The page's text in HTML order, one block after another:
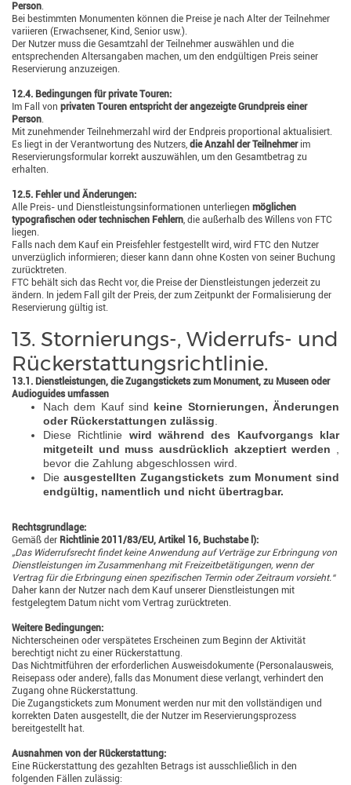
Person.
Bei bestimmten Monumenten können die Preise je nach Alter der Teilnehmer
variieren (Erwachsener, Kind, Senior usw.).
Der Nutzer muss die Gesamtzahl der Teilnehmer auswählen und die
entsprechenden Altersangaben machen, um den endgültigen Preis seiner
Reservierung anzuzeigen.
12.4. Bedingungen für private Touren:
Im Fall von privaten Touren entspricht der angezeigte Grundpreis einer
Person.
Mit zunehmender Teilnehmerzahl wird der Endpreis proportional aktualisiert.
Es liegt in der Verantwortung des Nutzers, die Anzahl der Teilnehmerim
Reservierungsformular korrekt auszuwählen, um den Gesamtbetrag zu
erhalten.
12.5. Fehler und Änderungen:
Alle Preis- und Dienstleistungsinformationen unterliegen möglichen
typografischen oder technischen Fehlern, die außerhalb des Willens von FTC
liegen.
Falls nach dem Kauf ein Preisfehler festgestellt wird, wird FTC den Nutzer
unverzüglich informieren; dieser kann dann ohne Kosten von seiner Buchung
zurücktreten.
FTC behält sich das Recht vor, die Preise der Dienstleistungen jederzeit zu
ändern. In jedem Fall gilt der Preis, der zum Zeitpunkt der Formalisierung der
Reservierung gültig ist.
13. Stornierungs-, Widerrufs- und
Rückerstattungsrichtlinie.
13.1. Dienstleistungen, die Zugangstickets zum Monument, zu Museen oder
Audioguides umfassen
Nach dem Kauf sind
keine Stornierungen, Änderungen
oder Rückerstattungen zulässig.
Diese Richtlinie wird während des Kaufvorgangs klar
mitgeteilt und muss ausdrücklich akzeptiert werden ,
bevor die Zahlung abgeschlossen wird.
Die ausgestellten Zugangstickets zum Monument sind
endgültig, namentlich und nicht übertragbar.
Rechtsgrundlage:
Gemäß der Richtlinie 2011/83/EU, Artikel 16, Buchstabe l):
„Das Widerrufsrecht findet keine Anwendung auf Verträge zur Erbringung von
Dienstleistungen im Zusammenhang mit Freizeitbetätigungen, wenn der
Vertrag für die Erbringung einen spezifischen Termin oder Zeitraum vorsieht.“
Daher kann der Nutzer nach dem Kauf unserer Dienstleistungen mit
festgelegtem Datum nicht vom Vertrag zurücktreten.
Weitere Bedingungen:
Nichterscheinen oder verspätetes Erscheinen zum Beginn der Aktivität
berechtigt nicht zu einer Rückerstattung.
Das Nichtmitführen der erforderlichen Ausweisdokumente (Personalausweis,
Reisepass oder andere), falls das Monument diese verlangt, verhindert den
Zugang ohne Rückerstattung.
Die Zugangstickets zum Monument werden nur mit den vollständigen und
korrekten Daten ausgestellt, die der Nutzer im Reservierungsprozess
bereitgestellt hat.
Ausnahmen von der Rückerstattung:
Eine Rückerstattung des gezahlten Betrags ist ausschließlich in den
folgenden Fällen zulässig: